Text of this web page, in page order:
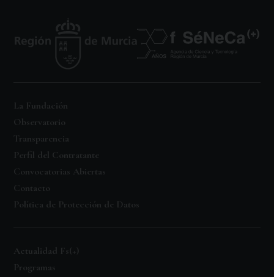
La Fundación
Observatorio
Transparencia
Perfil del Contratante
Convocatorias Abiertas
Contacto
Política de Protección de Datos
Actualidad Fs(+)
Programas